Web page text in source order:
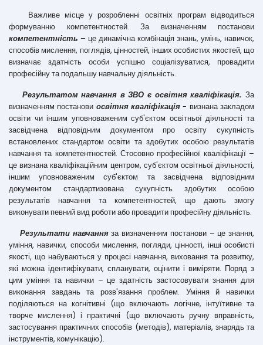
Важливе місце у розробленні освітніх програм відводиться
формуванню компетентностей. За визначенням постанови
компетентність – це динамічна комбінація знань, умінь, навичок,
способів мислення, поглядів, цінностей, інших особистих якостей, що
визначає здатність особи успішно соціалізуватися, провадити
професійну та подальшу навчальну діяльність.
Результатом навчання в ЗВО є освітня кваліфікація. За
визначенням постанови освітня кваліфікація - визнана закладом
освіти чи іншим уповноваженим суб'єктом освітньої діяльності та
засвідчена відповідним документом про освіту сукупність
встановлених стандартом освіти та здобутих особою результатів
навчання та компетентностей. Стосовно професійної кваліфікації –
це визнана кваліфікаційним центром, суб'єктом освітньої діяльності,
іншим уповноваженим суб'єктом та засвідчена відповідним
документом стандартизована сукупність здобутих особою
результатів навчання та компетентностей, що дають змогу
виконувати певний вид роботи або провадити професійну діяльність.
Результати навчанняза визначенням постанови – це знання,
уміння, навички, способи мислення, погляди, цінності, інші особисті
якості, що набуваються у процесі навчання, виховання та розвитку,
які можна ідентифікувати, спланувати, оцінити і виміряти. Поряд з
цим уміння та навички – це здатність застосовувати знання для
виконання завдань та розв'язання проблем. Уміння й навички
поділяються на когнітивні (що включають логічне, інтуїтивне та
творче мислення) і практичні (що включають ручну вправність,
застосування практичних способів (методів), матеріалів, знарядь та
інструментів, комунікацію).